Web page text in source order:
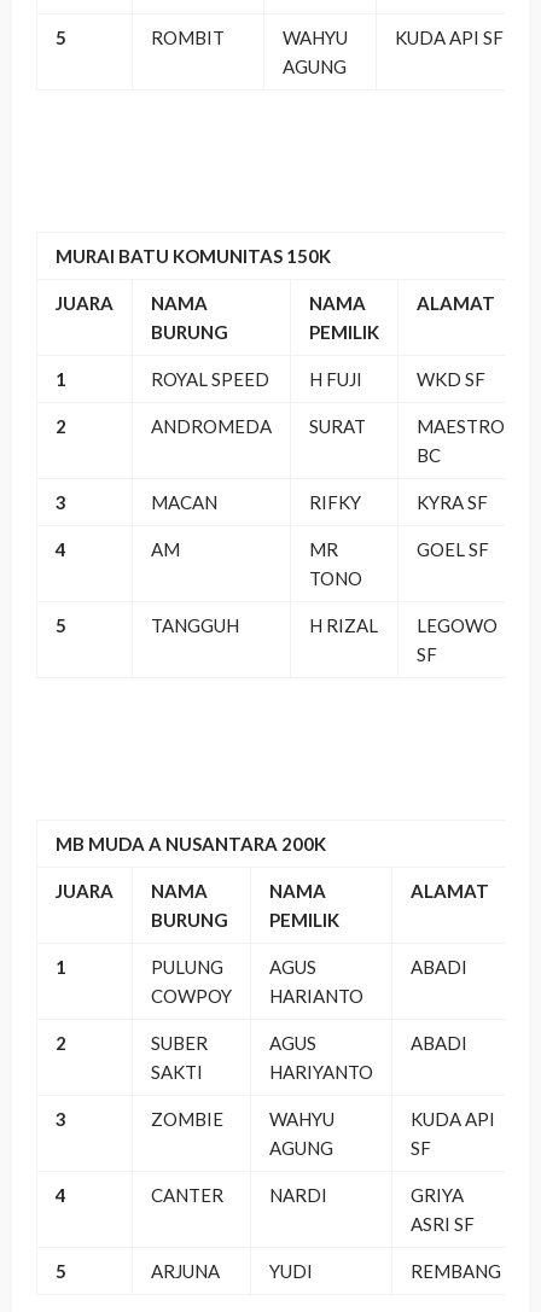
5 ROMBIT
WAHYU
AGUNG
KUDA API SF
MURAI BATU KOMUNITAS 150K
JUARA
NAMA
BURUNG
NAMA
PEMILIK
ALAMAT
1 ROYAL SPEED H FUJI WKD SF
2 ANDROMEDA SURAT
MAESTRO
BC
3 MACAN RIFKY KYRA SF
4 AM
MR
TONO
GOEL SF
5 TANGGUH H RIZAL
LEGOWO
SF
MB MUDA A NUSANTARA 200K
JUARA
NAMA
BURUNG
NAMA
PEMILIK
ALAMAT
1
PULUNG
COWPOY
AGUS
HARIANTO
ABADI
2
SUBER
SAKTI
AGUS
HARIYANTO
ABADI
3 ZOMBIE
WAHYU
AGUNG
KUDA API
SF
4 CANTER NARDI
GRIYA
ASRI SF
5 ARJUNA YUDI REMBANG